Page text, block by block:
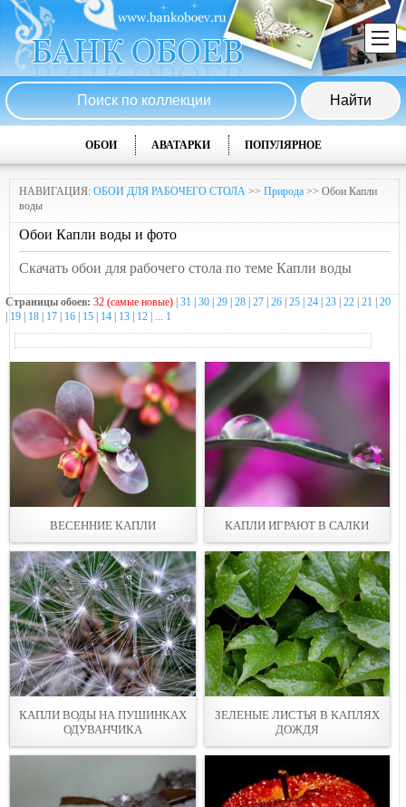
ОБОИ АВАТАРКИ ПОПУЛЯРНОЕ
НАВИГАЦИЯ: ОБОИ ДЛЯ РАБОЧЕГО СТОЛА >> Природа >> Обои Капли
воды
Обои Капли воды и фото
Скачать обои для рабочего стола по теме Капли воды
Страницы обоев: 32 (самые новые) 31 30 29 28 27 26 25 24 23 22 21
20
|19 18 17 16 15 14 13 12 | ... 1
ВЕСЕННИЕ КАПЛИ КАПЛИ ИГРАЮТ В САЛКИ
КАПЛИ ВОДЫ НА ПУШИНКАХ
ОДУВАНЧИКА
ЗЕЛЕНЫЕ ЛИСТЬЯ В КАПЛЯХ
ДОЖДЯ